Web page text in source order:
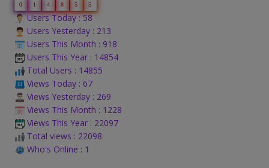
0 1 4 8 5 5
Users Today : 58
Users Yesterday : 213
Users This Month : 918
Users This Year : 14854
Total Users : 14855
Views Today : 67
Views Yesterday : 269
Views This Month : 1228
Views This Year : 22097
Total views : 22098
Who's Online : 1